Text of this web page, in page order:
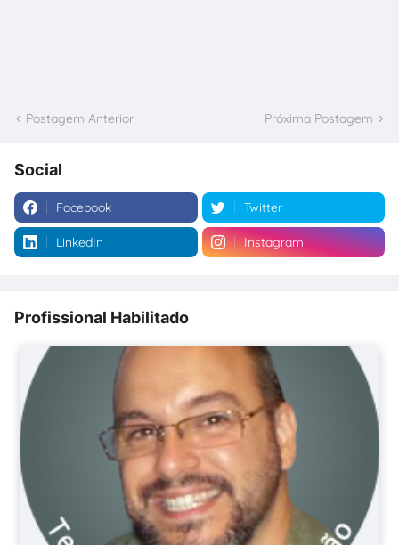
Postagem Anterior Próxima Postagem
Social
Facebook Twitter
LinkedIn Instagram
Profissional Habilitado